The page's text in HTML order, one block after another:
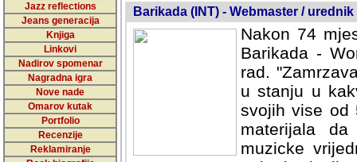
Jazz reflections
Jeans generacija
Knjiga
Linkovi
Nadirov spomenar
Nagradna igra
Nove nade
Omarov kutak
Portfolio
Recenzije
Reklamiranje
Barikada (INT) - Webmaster / urednik
Nakon 74
Barikada -
rad.
u stanju u
svojih vise od
materijala
muzicke